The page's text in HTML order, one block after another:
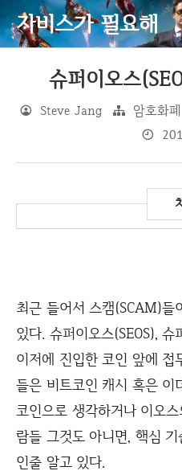
자비스가 필요해
슈퍼이오스
Steve Jang 암호화
최근 들어서 스캠(SCAM)들
있다. 슈퍼이오스(SEOS),
이저에 진입한 코인 앞에 접
들은 비트코인 캐시 혹은 이
코인으로 생각하거나 이오
람들 그것도 아니면, 핵심
인줄 알고 있다.